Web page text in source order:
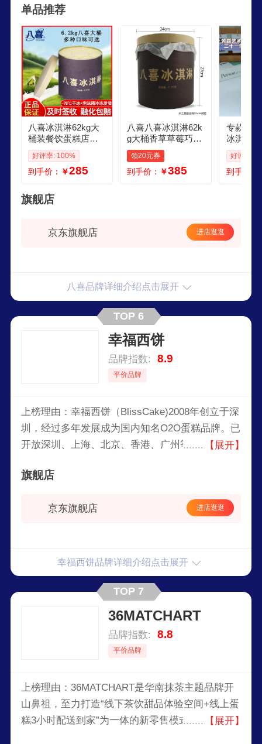
奶冰淇淋的生产。在生产制作过程中只选用本地纯
鲜的牛奶和国际品质原料进行精心调制，完全保持
了产品的纯鲜口味和高级品质。
单品推荐
八喜冰淇淋62kg大
桶装餐饮蛋糕店商
用挖球雪糕香草多
口味冰激凌冷饮 62
kg八喜大桶提拉米
好评率: 100%
到手价： ￥285
八喜八喜冰淇淋62k
g大桶香草草莓巧克
力芒果味甜点酒店
西餐厅蛋糕店 62kg
八喜大桶饼干口味6
领20元券
到手价： ￥385
专款特
冰淇淋
油水果
好评率:
到手价：
旗舰店
京东旗舰店 进店逛逛
八喜品牌详细介绍点击展开
TOP 6
幸福西饼
品牌指数: 8.9
平价品牌
上榜理由：幸福西饼（BlissCake)2008年创立于深
圳，经过多年发展成为国内知名O2O蛋糕品牌。已
开放深圳、上海、北京、香港、广州等200+城
等中西式糕点。我们以100%新鲜制作为品牌核心
深地融入每个顾客心中，我们用心去感受顾客的需
【展开】
旗舰店
京东旗舰店 进店逛逛
幸福西饼品牌详细介绍点击展开
TOP 7
36MATCHART
品牌指数: 8.8
平价品牌
上榜理由：36MATCHART是华南抹茶主题品牌开
山鼻祖，至力打造“线下茶饮甜品体验空间+线上蛋
糕3小时配送到家”为一体的新零售模式。怀着对抹
【展开】